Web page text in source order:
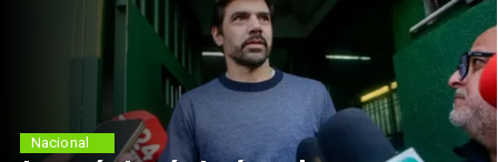
Nacional